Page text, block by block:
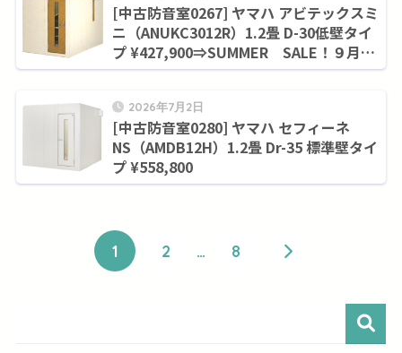
[中古防音室0267] ヤマハ アビテックスミ
ニ（ANUKC3012R）1.2畳 D-30低壁タイ
プ ¥427,900⇒SUMMER SALE！９月末
まで¥352,000
2026年7月2日
[中古防音室0280] ヤマハ セフィーネ
NS（AMDB12H）1.2畳 Dr-35 標準壁タイ
プ ¥558,800
1 2 … 8